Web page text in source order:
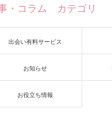
・コラム カテゴリ
出会い有料サービス
お知らせ
お役立ち情報